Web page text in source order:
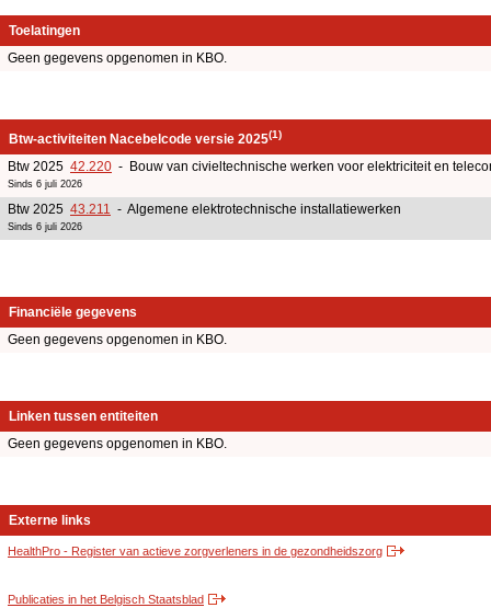
Toelatingen
Geen gegevens opgenomen in KBO.
Btw-activiteiten Nacebelcode versie 2025(1)
Btw 2025 42.220 - Bouw van civieltechnische werken voor elektriciteit en
Sinds 6 juli 2026
Btw 2025 43.211 - Algemene elektrotechnische installatiewerken
Sinds 6 juli 2026
Financiële gegevens
Geen gegevens opgenomen in KBO.
Linken tussen entiteiten
Geen gegevens opgenomen in KBO.
Externe links
HealthPro - Register van actieve zorgverleners in de gezondheidszorg
Publicaties in het Belgisch Staatsblad